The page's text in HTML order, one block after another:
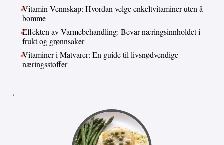
Vitamin Vennskap: Hvordan velge enkeltvitaminer uten å
bomme
Effekten av Varmebehandling: Bevar næringsinnholdet i
frukt og grønnsaker
Vitaminer i Matvarer: En guide til livsnødvendige
næringsstoffer
,